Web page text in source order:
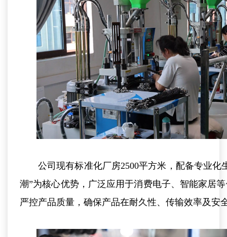
公司现有标准化厂房2500平方米，配备专业化
潮”为核心优势，广泛应用于消费电子、智能家居
严控产品质量，确保产品在耐久性、传输效率及安